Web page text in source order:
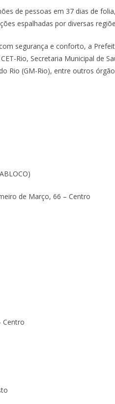
de pessoas em 37 dias de
espalhadas por diversas
segurança e conforto, a
Rio, Secretaria Municipal de
Rio (GM-Rio), entre outros
de Março, 66 – Centro
Centro